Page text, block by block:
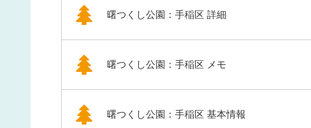
曙つくし公園：手稲区 詳細
曙つくし公園：手稲区 メモ
曙つくし公園：手稲区 基本情報